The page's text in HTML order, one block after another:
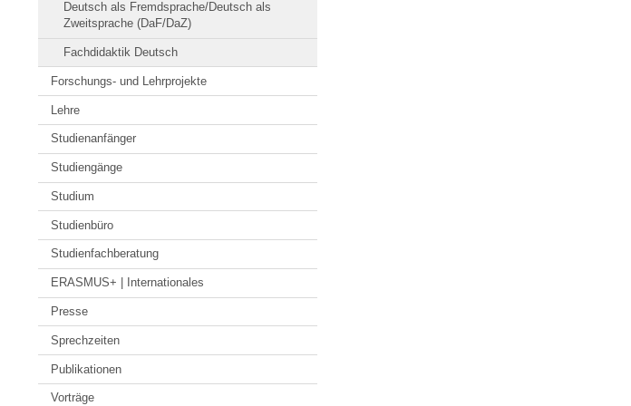
Deutsch als Fremdsprache/Deutsch als
Zweitsprache (DaF/DaZ)
Fachdidaktik Deutsch
Forschungs- und Lehrprojekte
Lehre
Studienanfänger
Studiengänge
Studium
Studienbüro
Studienfachberatung
ERASMUS+ | Internationales
Presse
Sprechzeiten
Publikationen
Vorträge